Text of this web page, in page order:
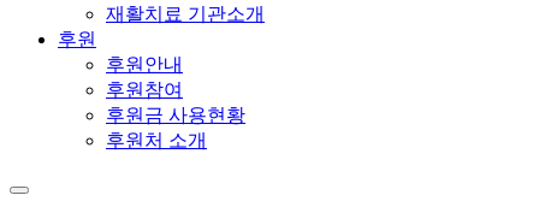
재활치료 기관소개
후원
후원안내
후원참여
후원금 사용현황
후원처 소개